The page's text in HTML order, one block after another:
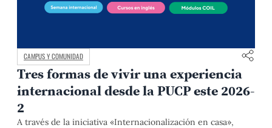
CAMPUS Y COMUNIDAD
Tres formas de vivir una experiencia
internacional desde la PUCP este 2026-
2
A través de la iniciativa «Internacionalización en casa»,